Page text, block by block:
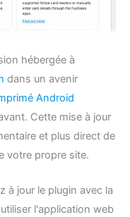
hébergée à
dans un avenir
Android
Cette mise à jour
et plus direct de
votre propre site.
à jour le plugin avec la
l'application web